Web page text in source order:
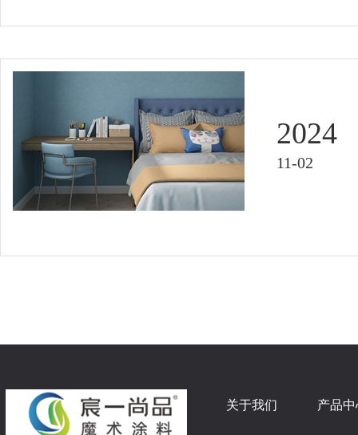
2024
11-02
关于我们 产品